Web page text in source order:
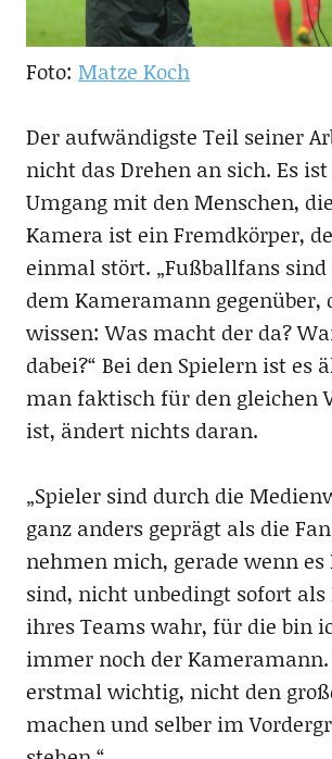
Foto: Matze Koch
Der aufwändigste Teil seiner
nicht das Drehen an sich. Es
Umgang mit den Menschen,
Kamera ist ein Fremdkörper,
einmal stört. „Fußballfans
dem Kameramann gegenüber,
wissen: Was macht der da?
dabei?“ Bei den Spielern ist es
man faktisch für den gleichen
ist, ändert nichts daran.
„Spieler sind durch die
ganz anders geprägt als die
nehmen mich, gerade wenn es
sind, nicht unbedingt sofort
ihres Teams wahr, für die bin
immer noch der
erstmal wichtig, nicht den
machen und selber im